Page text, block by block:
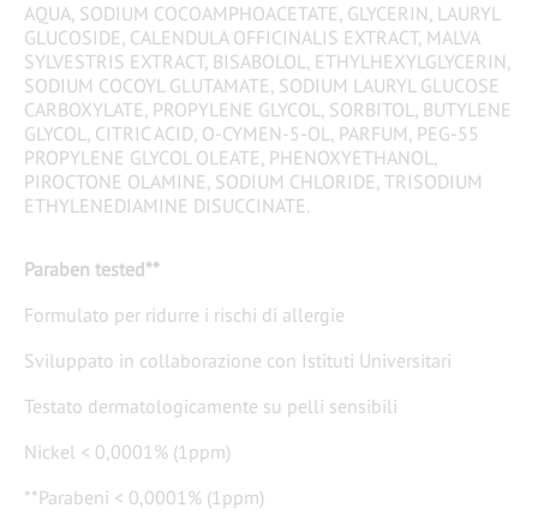
AQUA, SODIUM COCOAMPHOACETATE, GLYCERIN, LAURYL
GLUCOSIDE, CALENDULA OFFICINALIS EXTRACT, MALVA
SYLVESTRIS EXTRACT, BISABOLOL, ETHYLHEXYLGLYCERIN,
SODIUM COCOYL GLUTAMATE, SODIUM LAURYL GLUCOSE
CARBOXYLATE, PROPYLENE GLYCOL, SORBITOL, BUTYLENE
GLYCOL, CITRIC ACID, O-CYMEN-5-OL, PARFUM, PEG-55
PROPYLENE GLYCOL OLEATE, PHENOXYETHANOL,
PIROCTONE OLAMINE, SODIUM CHLORIDE, TRISODIUM
ETHYLENEDIAMINE DISUCCINATE.
Paraben tested**
Formulato per ridurre i rischi di allergie
Sviluppato in collaborazione con Istituti Universitari
Testato dermatologicamente su pelli sensibili​
Nickel < 0,0001% (1ppm)
**Parabeni < 0,0001% (1ppm) ​​